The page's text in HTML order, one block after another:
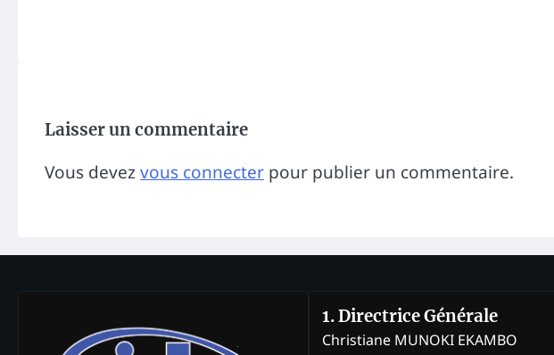
Laisser un commentaire
Vous devezvous connecter pour publier un commentaire.
1. Directrice Générale
Christiane MUNOKI EKAMBO